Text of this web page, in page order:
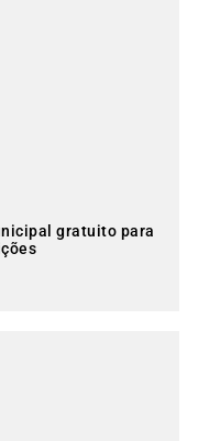
gratuito para